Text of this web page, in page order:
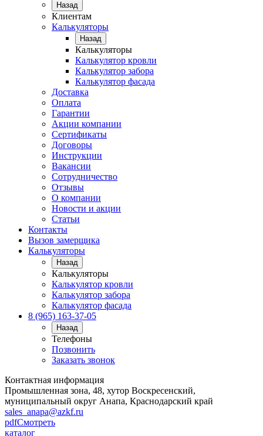
Назад
Клиентам
Калькуляторы
Назад
Калькуляторы
Калькулятор кровли
Калькулятор забора
Калькулятор фасада
Доставка
Оплата
Гарантии
Акции компании
Сертификаты
Договоры
Инструкции
Вакансии
Сотрудничество
Отзывы
О компании
Новости и акции
Статьи
Контакты
Вызов замерщика
Калькуляторы
Назад
Калькуляторы
Калькулятор кровли
Калькулятор забора
Калькулятор фасада
8 (965) 163-37-05
Назад
Телефоны
Позвонить
Заказать звонок
Контактная информация
Промышленная зона, 48, хутор Воскресенский,
муниципальный округ Анапа, Краснодарский край
sales_anapa@azkf.ru
pdfСмотреть
каталог